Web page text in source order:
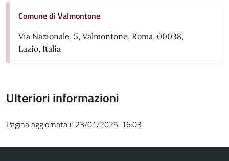
Comune di Valmontone
Via Nazionale, 5, Valmontone, Roma, 00038,
Lazio, Italia
Ulteriori informazioni
Pagina aggiornata il 23/01/2025, 16:03